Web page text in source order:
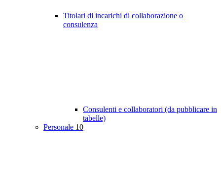
Titolari di incarichi di collaborazione o
consulenza
Consulenti e collaboratori (da pubblicare in
tabelle)
Personale 10